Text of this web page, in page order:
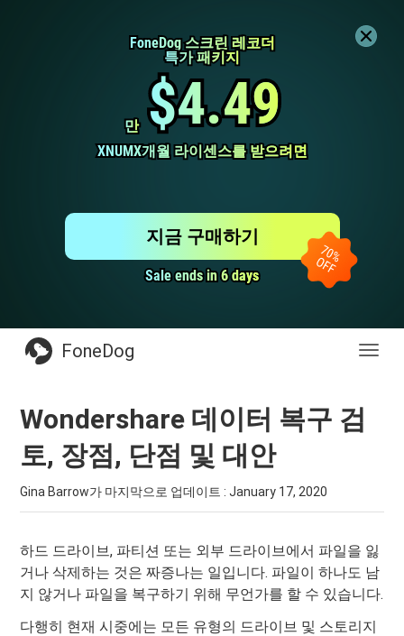
FoneDog 스크린 레코더
FoneDog 스크린 레코더
특가 패키지
특가 패키지
만
만 $4.49
$4.49
XNUMX개월 라이센스를 받으려면
XNUMX개월 라이센스를 받으려면
Sale ends in 6 days
Sale ends in 6 days
지금 구매하기
전
FoneDog
Wondershare 데이터 복구 검
토, 장점, 단점 및 대안
Gina Barrow가 마지막으로 업데이트 :January 17, 2020
하드 드라이브, 파티션 또는 외부 드라이브에서 파일을 잃
거나 삭제하는 것은 짜증나는 일입니다. 파일이 하나도 남
지 않거나 파일을 복구하기 위해 무언가를 할 수 있습니다.
다행히 현재 시중에는 모든 유형의 드라이브 및 스토리지